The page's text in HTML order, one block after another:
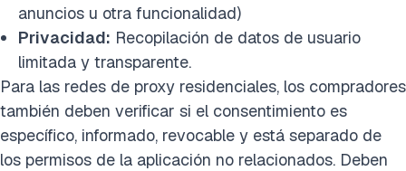
anuncios u otra funcionalidad)
Privacidad: Recopilación de datos de usuario
limitada y transparente.
Para las redes de proxy residenciales, los compradores
también deben verificar si el consentimiento es
específico, informado, revocable y está separado de
los permisos de la aplicación no relacionados. Deben